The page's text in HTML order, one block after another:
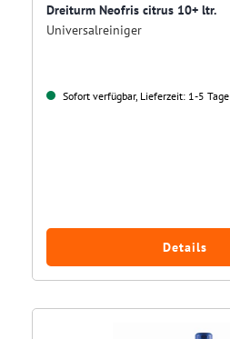
Dreiturm Neofris citrus 10+ ltr.
Universalreiniger
Sofort verfügbar, Lieferzeit: 1-5 Tage
Details